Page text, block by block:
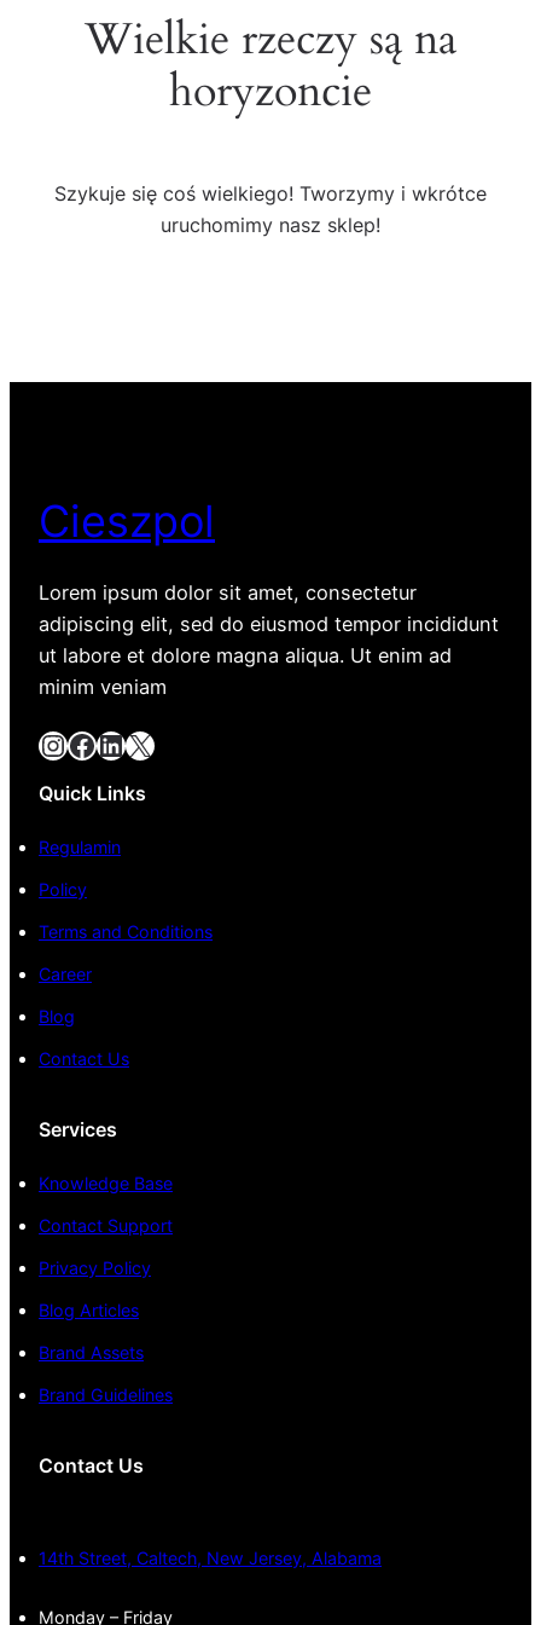
Wielkie rzeczy są na
horyzoncie
Szykuje się coś wielkiego! Tworzymy i wkrótce
uruchomimy nasz sklep!
Cieszpol
Lorem ipsum dolor sit amet, consectetur
adipiscing elit, sed do eiusmod tempor incididunt
ut labore et dolore magna aliqua. Ut enim ad
minim veniam
InstagramFacebook LinkedIn X
Quick Links
Regulamin
Policy
Terms and Conditions
Career
Blog
Contact Us
Services
Knowledge Base
Contact Support
Privacy Policy
Blog Articles
Brand Assets
Brand Guidelines
Contact Us
14th Street, Caltech, New Jersey, Alabama
Monday – Friday